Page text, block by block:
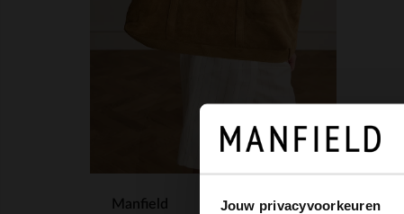
Jouw privacyvoorkeuren
Manfield